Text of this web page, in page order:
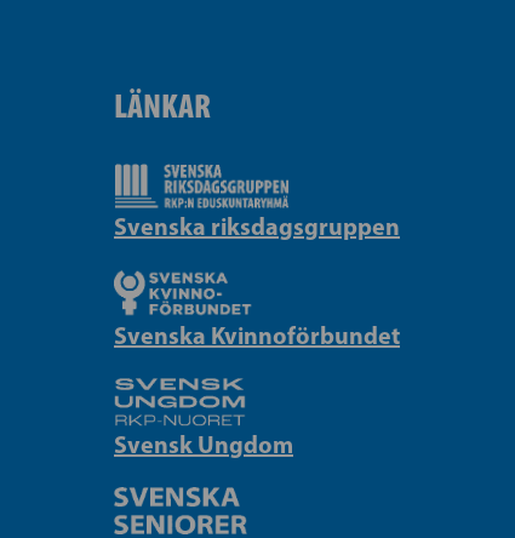
LÄNKAR
Svenska riksdagsgruppen
Svenska Kvinnoförbundet
Svensk Ungdom